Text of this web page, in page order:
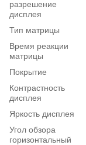
разрешение
дисплея
Тип матрицы
Время реакции
матрицы
Покрытие
Контрастность
дисплея
Яркость дисплея
Угол обзора
горизонтальный